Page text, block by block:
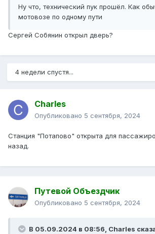
Ну что, технический пук прошёл. Как
мотовозе по одному пути
Сергей Собянин открыл дверь?
4 недели спустя...
Charles
Опубликовано 5 сентября, 2024
Станция "Потапово" открыта для
назад.
Путевой Объездчик
Опубликовано 5 сентября, 2024
В 05.09.2024 в 08:56, Charles